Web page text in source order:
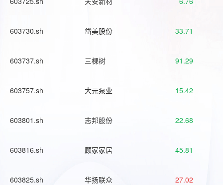
603730.sh 岱美股份 33.71
603737.sh 三棵树 91.29
603757.sh 大元泵业 15.42
603801.sh 志邦股份 22.68
603816.sh 顾家家居 45.81
603825.sh 华扬联众 27.02